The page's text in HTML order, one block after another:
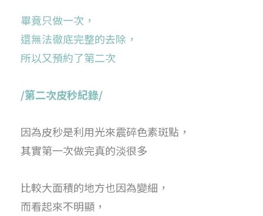
畢竟只做一次，
還無法徹底完整的去除，
所以又預約了第二次
/第二次皮秒紀錄/
因為皮秒是利用光來震碎色素斑點，
其實第一次做完真的淡很多
比較大面積的地方也因為變細，
而看起來不明顯，